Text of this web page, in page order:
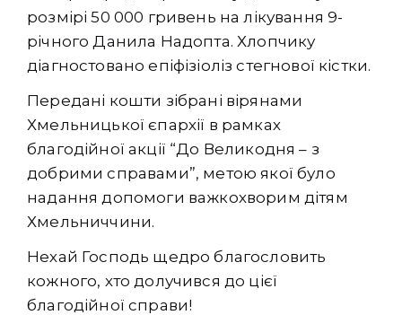
розмірі 50 000 гривень на лікування 9-
річного Данила Надопта. Хлопчику
діагностовано епіфізіоліз стегнової кістки.
Передані кошти зібрані вірянами
Хмельницької єпархії в рамках
благодійної акції “До Великодня – з
добрими справами”, метою якої було
надання допомоги важкохворим дітям
Хмельниччини.
Нехай Господь щедро благословить
кожного, хто долучився до цієї
благодійної справи!